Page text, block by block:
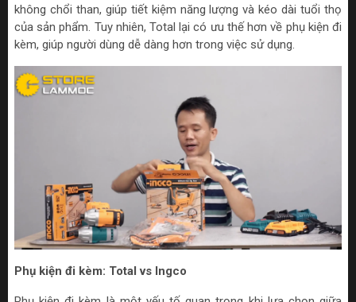
không chổi than, giúp tiết kiệm năng lượng và kéo dài tuổi thọ
của sản phẩm. Tuy nhiên, Total lại có ưu thế hơn về phụ kiện đi
kèm, giúp người dùng dễ dàng hơn trong việc sử dụng.
Phụ kiện đi kèm: Total vs Ingco